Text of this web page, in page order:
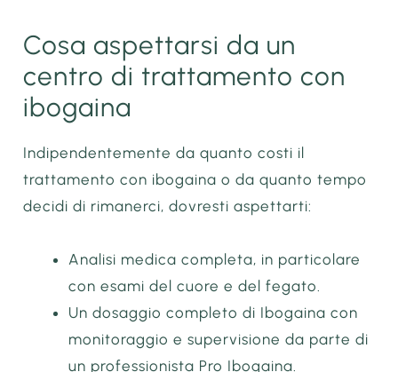
Cosa aspettarsi da un
centro di trattamento con
ibogaina
Indipendentemente da quanto costi il ​​
trattamento con ibogaina o da quanto tempo
decidi di rimanerci, dovresti aspettarti:
Analisi medica completa, in particolare
con esami del cuore e del fegato.
Un dosaggio completo di Ibogaina con
monitoraggio e supervisione da parte di
un professionista Pro Ibogaina.